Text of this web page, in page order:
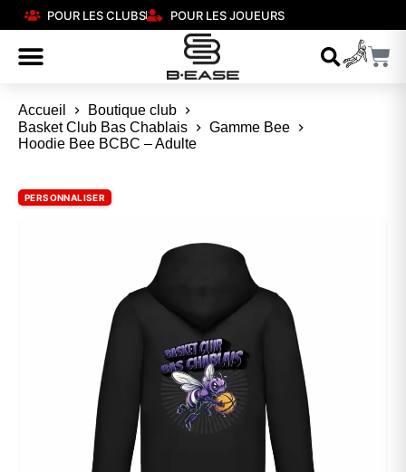
POUR LES CLUBS POUR LES JOUEURS
Accueil
Boutique club
Basket Club Bas Chablais
Gamme Bee
Hoodie Bee BCBC – Adulte
PERSONNALISER